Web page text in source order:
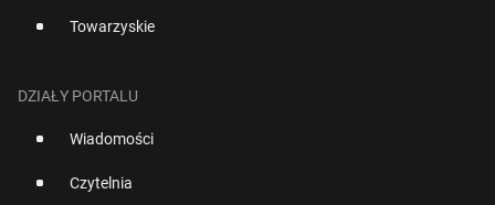
Towarzyskie
DZIAŁY PORTALU
Wiadomości
Czytelnia